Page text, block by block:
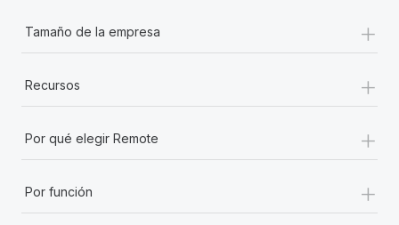
Tamaño de la empresa +
Recursos +
Por qué elegir Remote +
Por función +